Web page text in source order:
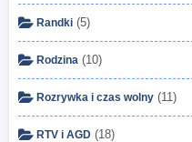
Randki (5)
Rodzina (10)
Rozrywka i czas wolny (11)
RTV i AGD (18)